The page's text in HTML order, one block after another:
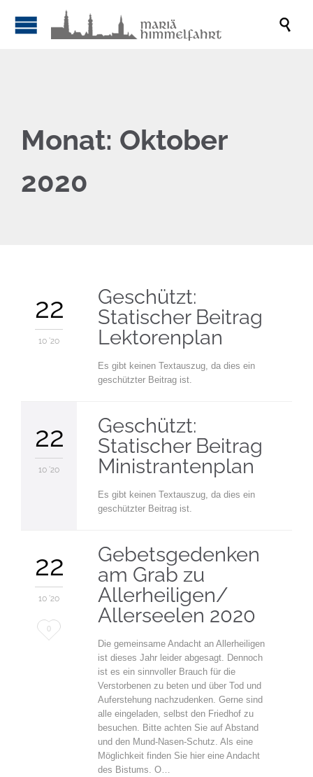

Monat: Oktober
2020
22
10 '20
Geschützt:
Statischer Beitrag
Lektorenplan
Es gibt keinen Textauszug, da dies ein
geschützter Beitrag ist.
22
10 '20
Geschützt:
Statischer Beitrag
Ministrantenplan
Es gibt keinen Textauszug, da dies ein
geschützter Beitrag ist.
22
10 '20
Love
0
Gebetsgedenken
am Grab zu
Allerheiligen/
Allerseelen 2020
Die gemeinsame Andacht an Allerheiligen
ist dieses Jahr leider abgesagt. Dennoch
ist es ein sinnvoller Brauch für die
Verstorbenen zu beten und über Tod und
Auferstehung nachzudenken. Gerne sind
alle eingeladen, selbst den Friedhof zu
besuchen. Bitte achten Sie auf Abstand
und den Mund-Nasen-Schutz. Als eine
Möglichkeit finden Sie hier eine Andacht
des Bistums. O…